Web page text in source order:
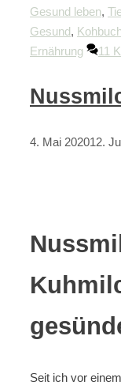
Gesund leben,
Gesund, Kohbuch
Ernährung
11
4. Mai 202012.
Seit ich vor